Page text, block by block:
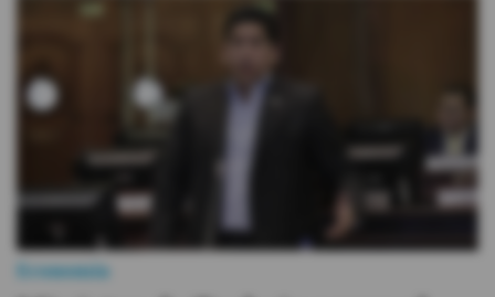
Activar Notificaciones
Desactivar Notificaciones
Economía